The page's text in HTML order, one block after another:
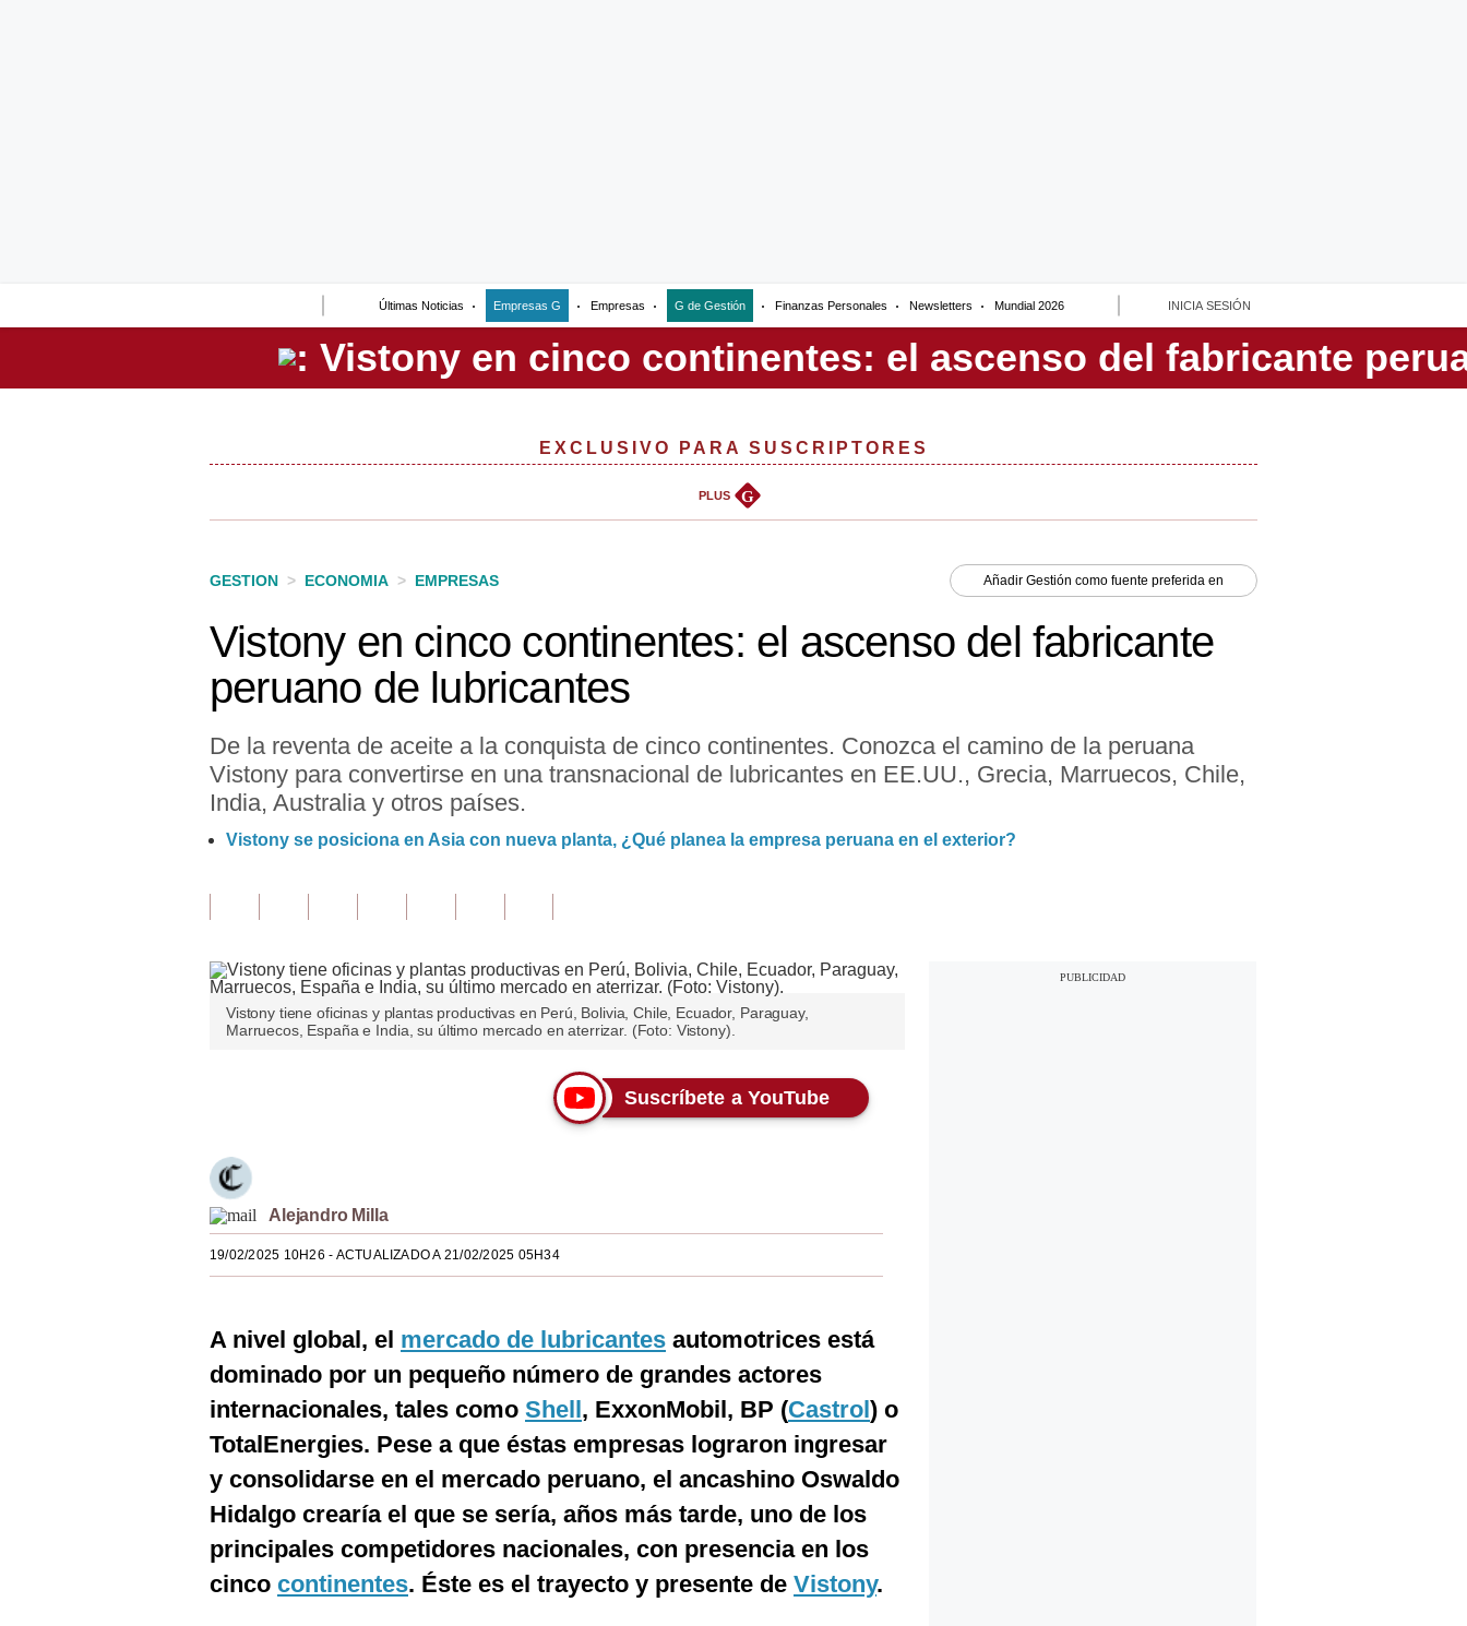
Últimas Noticias Empresas G Empresas G de Gestión Finanzas Personales Newsletters Mundial 2026 INICIA SESIÓN
Perú
EXCLUSIVO PARA SUSCRIPTORES
PLUS G
GESTION > ECONOMIA > EMPRESAS Añadir Gestión como fuente preferida en
Vistony en cinco continentes: el ascenso del fabricante
peruano de lubricantes
De la reventa de aceite a la conquista de cinco continentes. Conozca el camino de la peruana
Vistony para convertirse en una transnacional de lubricantes en EE.UU., Grecia, Marruecos, Chile,
India, Australia y otros países.
Vistony se posiciona en Asia con nueva planta, ¿Qué planea la empresa peruana en el exterior?
Vistony tiene oficinas y plantas productivas en Perú, Bolivia, Chile, Ecuador, Paraguay,
Marruecos, España e India, su último mercado en aterrizar. (Foto: Vistony).
Suscríbete a YouTube
Alejandro Milla
19/02/2025 10H26 - ACTUALIZADO A 21/02/2025 05H34
A nivel global, el mercado de lubricantes automotrices está
dominado por un pequeño número de grandes actores
internacionales, tales como Shell, ExxonMobil, BP (Castrol) o
TotalEnergies. Pese a que éstas empresas lograron ingresar
y consolidarse en el mercado peruano, el ancashino Oswaldo
Hidalgo crearía el que se sería, años más tarde, uno de los
principales competidores nacionales, con presencia en los
cinco continentes. Éste es el trayecto y presente de Vistony.